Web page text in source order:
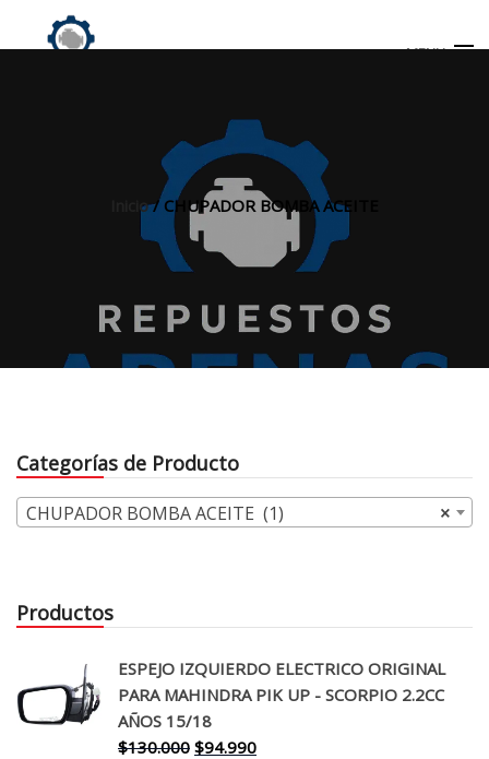
MENU
Inicio/ CHUPADOR BOMBA ACEITE
Categorías de Producto
×
CHUPADOR BOMBA ACEITE (1)
Productos
ESPEJO IZQUIERDO ELECTRICO ORIGINAL
PARA MAHINDRA PIK UP - SCORPIO 2.2CC
AÑOS 15/18
$130.000 El
$94.990El